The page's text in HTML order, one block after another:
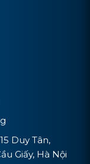
Duy Tân,
Giấy, Hà Nội